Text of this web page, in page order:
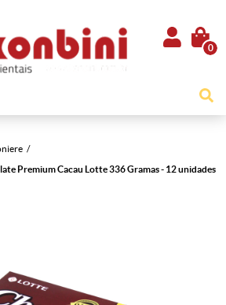
0
Premium Cacau Lotte 336 Gramas - 12 unidades